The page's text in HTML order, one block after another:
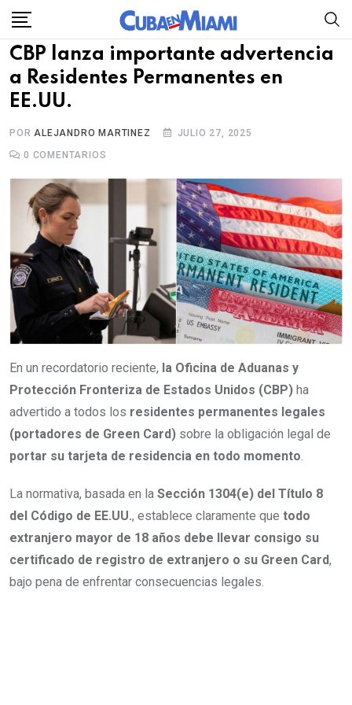
Skip
content
CBP lanza importante advertencia
a Residentes Permanentes en
EE.UU.
PORALEJANDRO MARTINEZ
JULIO 27, 2025
0 COMENTARIOS
En un recordatorio reciente, la Oficina de Aduanas y
Protección Fronteriza de Estados Unidos (CBP) ha
advertido a todos los residentes permanentes legales
(portadores de Green Card) sobre la obligación legal de
portar su tarjeta de residencia en todo momento.
La normativa, basada en la Sección 1304(e) del Título 8
del Código de EE.UU., establece claramente que todo
extranjero mayor de 18 años debe llevar consigo su
certificado de registro de extranjero o su Green Card,
bajo pena de enfrentar consecuencias legales.